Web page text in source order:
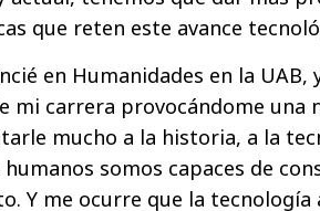
que reten este avance
en Humanidades en la
mi carrera provocándome una
mucho a la historia, a la
humanos somos capaces de
Y me ocurre que la tecnología